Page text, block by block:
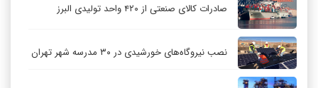
صادرات کالای صنعتی از ۴۲۰ واحد تولیدی البرز
نصب نیروگاه‌های خورشیدی در ۳۰ مدرسه شهر تهران